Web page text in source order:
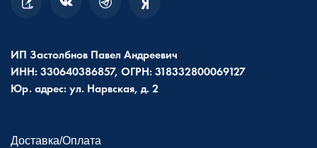
ИП Застолбнов Павел Андреевич
ИНН: 330640386857, ОГРН: 318332800069127
Юр. адрес: ул. Нарвская, д. 2
Доставка/Оплата